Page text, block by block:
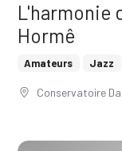
L'harmonie
Hormê
Amateurs Jazz
Conservatoire